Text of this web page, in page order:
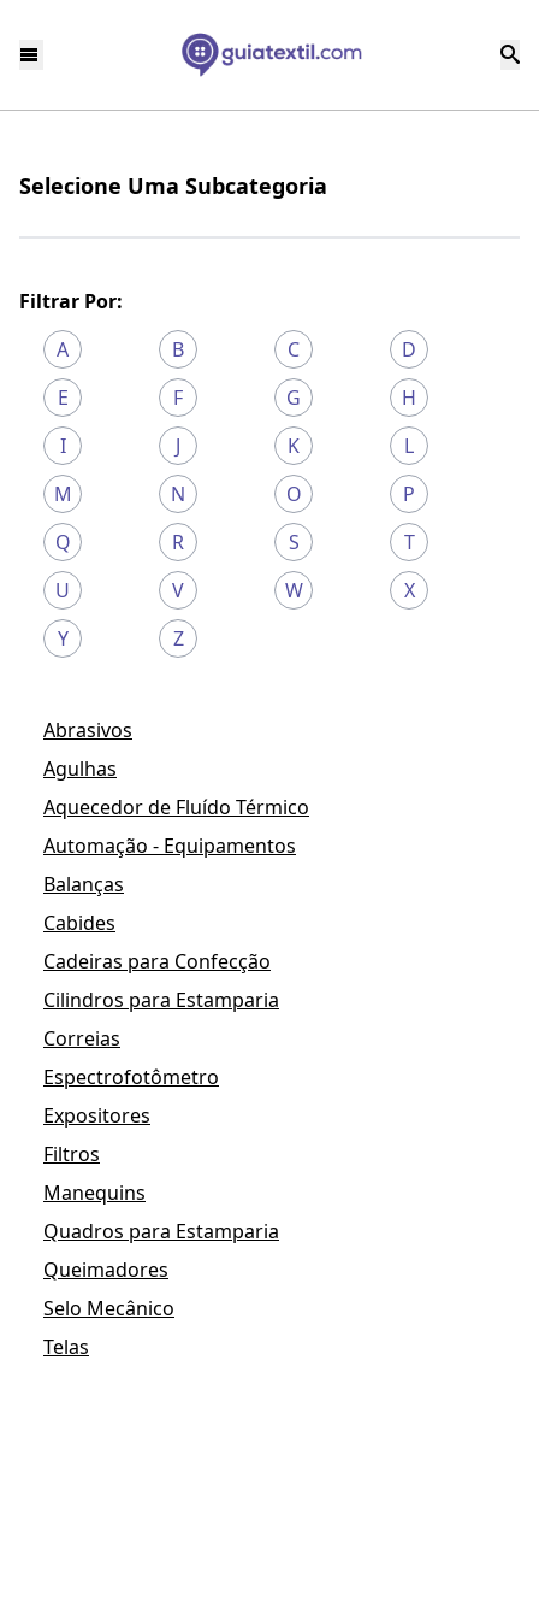
Selecione Uma Subcategoria
Filtrar Por:
A
B C
D
E
F G
H
I
J K
L
M
N O
P
Q
R S
T
U
V W
X
Y
Z
Abrasivos
Agulhas
Aquecedor de Fluído Térmico
Automação - Equipamentos
Balanças
Cabides
Cadeiras para Confecção
Cilindros para Estamparia
Correias
Espectrofotômetro
Expositores
Filtros
Manequins
Quadros para Estamparia
Queimadores
Selo Mecânico
Telas